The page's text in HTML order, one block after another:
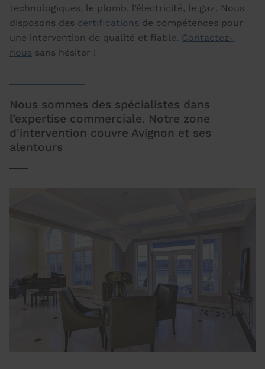
technologiques, le plomb, l’électricité, le gaz. Nous
disposons des certifications de compétences pour
une intervention de qualité et fiable. Contactez-
nous sans hésiter !
Nous sommes des spécialistes dans
l’expertise commerciale. Notre zone
d'intervention couvre Avignon et ses
alentours